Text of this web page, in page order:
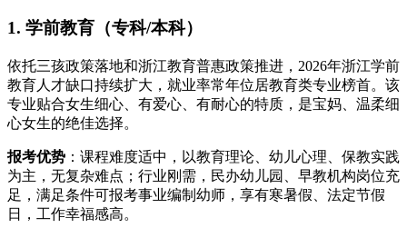
1. 学前教育（专科/本科）
依托三孩政策落地和浙江教育普惠政策推进，2026年浙江学前
教育人才缺口持续扩大，就业率常年位居教育类专业榜首。该
专业贴合女生细心、有爱心、有耐心的特质，是宝妈、温柔细
心女生的绝佳选择。
报考优势 ：课程难度适中，以教育理论、幼儿心理、保教实践
为主，无复杂难点；行业刚需，民办幼儿园、早教机构岗位充
足，满足条件可报考事业编制幼师，享有寒暑假、法定节假
日，工作幸福感高。